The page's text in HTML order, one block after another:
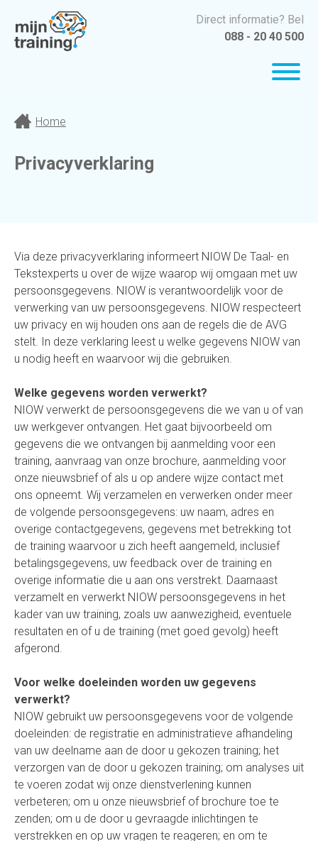
Direct informatie? Bel
088 - 20 40 500
Home
Privacyverklaring
Via deze privacyverklaring informeert NIOW De Taal- en
Tekstexperts u over de wijze waarop wij omgaan met uw
persoonsgegevens. NIOW is verantwoordelijk voor de
verwerking van uw persoonsgegevens. NIOW respecteert
uw privacy en wij houden ons aan de regels die de AVG
stelt. In deze verklaring leest u welke gegevens NIOW van
u nodig heeft en waarvoor wij die gebruiken.
Welke gegevens worden verwerkt?
NIOW verwerkt de persoonsgegevens die we van u of van
uw werkgever ontvangen. Het gaat bijvoorbeeld om
gegevens die we ontvangen bij aanmelding voor een
training, aanvraag van onze brochure, aanmelding voor
onze nieuwsbrief of als u op andere wijze contact met
ons opneemt. Wij verzamelen en verwerken onder meer
de volgende persoonsgegevens: uw naam, adres en
overige contactgegevens, gegevens met betrekking tot
de training waarvoor u zich heeft aangemeld, inclusief
betalingsgegevens, uw feedback over de training en
overige informatie die u aan ons verstrekt. Daarnaast
verzamelt en verwerkt NIOW persoonsgegevens in het
kader van uw training, zoals uw aanwezigheid, eventuele
resultaten en of u de training (met goed gevolg) heeft
afgerond.
Voor welke doeleinden worden uw gegevens
verwerkt?
NIOW gebruikt uw persoonsgegevens voor de volgende
doeleinden: de registratie en administratieve afhandeling
van uw deelname aan de door u gekozen training; het
verzorgen van de door u gekozen training; om analyses uit
te voeren zodat wij onze dienstverlening kunnen
verbeteren; om u onze nieuwsbrief of brochure toe te
zenden; om u de door u gevraagde inlichtingen te
verstrekken en op uw vragen te reageren; en om te